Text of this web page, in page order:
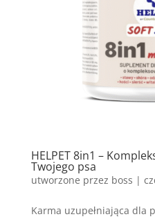
HELPET 8in1 –
Twojego psa
utworzone przez boss |
Karma uzupełniająca dla